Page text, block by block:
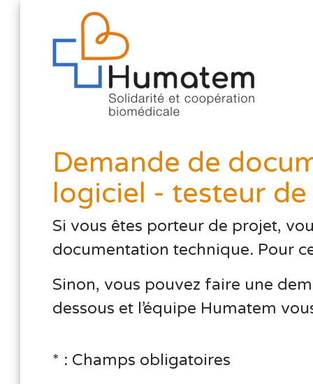
Demande de
logiciel - testeur
Si vous êtes porteur de projet,
documentation technique. Pour
Sinon, vous pouvez faire une
dessous et l’équipe Humatem
* : Champs obligatoires